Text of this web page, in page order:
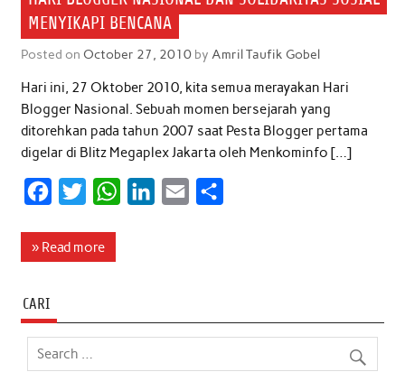
MENYIKAPI BENCANA
Posted on October 27, 2010by Amril Taufik Gobel
Hari ini, 27 Oktober 2010, kita semua merayakan Hari
Blogger Nasional. Sebuah momen bersejarah yang
ditorehkan pada tahun 2007 saat Pesta Blogger pertama
digelar di Blitz Megaplex Jakarta oleh Menkominfo […]
c
o
o
i
e
W
A
d
» Read more
CARI